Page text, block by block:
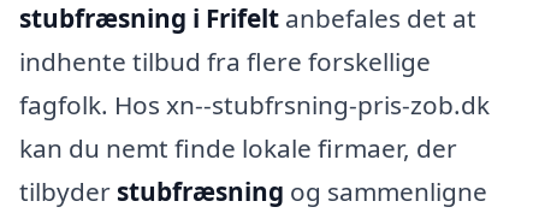
stubfræsning i Frifelt anbefales det at
indhente tilbud fra flere forskellige
fagfolk. Hos xn--stubfrsning-pris-zob.dk
kan du nemt finde lokale firmaer, der
tilbyder stubfræsning og sammenligne